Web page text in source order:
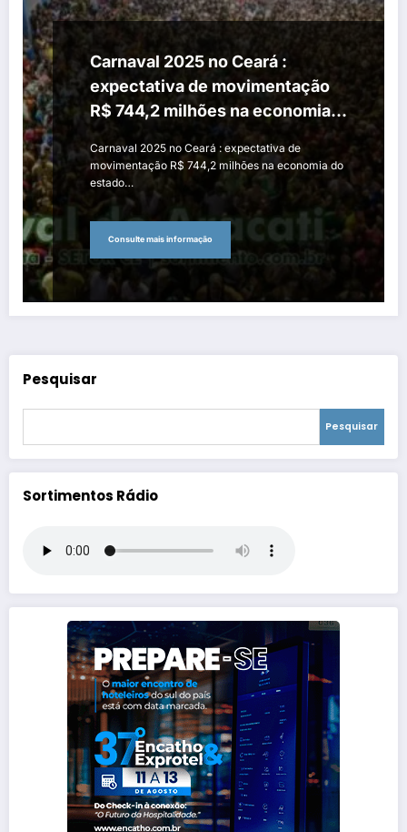
Carnaval 2025 no Ceará :
expectativa de movimentação
R$ 744,2 milhões na economia
do estado
Carnaval 2025 no Ceará : expectativa de
movimentação R$ 744,2 milhões na economia do
estado…
Consulte mais informação
Pesquisar
Pesquisar
Sortimentos Rádio